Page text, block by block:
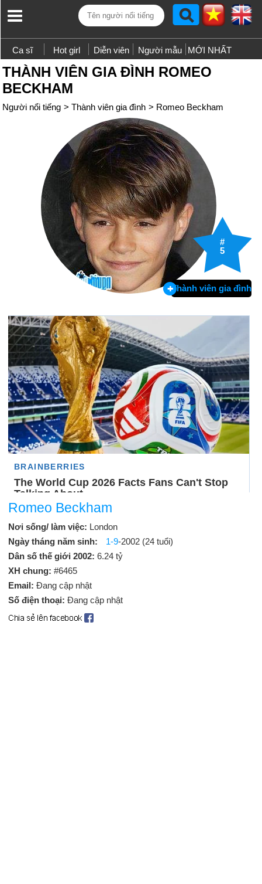
Ca sĩ Hot girl Diễn viên Người mẫu MỚI NHẤT
THÀNH VIÊN GIA ĐÌNH ROMEO
BECKHAM
Người nổi tiếng > Thành viên gia đình > Romeo Beckham
#
5
Thành viên gia đình
Romeo Beckham
Nơi sống/ làm việc: London
Ngày tháng năm sinh:
1-9-2002 (24 tuổi)
Dân số thế giới 2002: 6.24 tỷ
XH chung: #6465
Email: Đang cập nhật
Số điện thoại: Đang cập nhật